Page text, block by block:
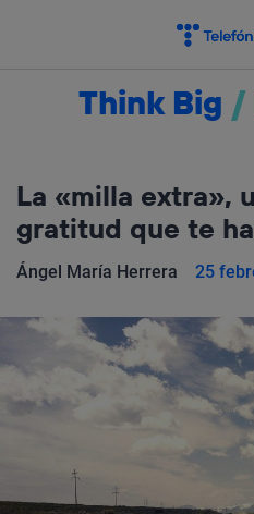
Think Big /
La «milla extra»,
gratitud que te
Ángel María Herrera 25